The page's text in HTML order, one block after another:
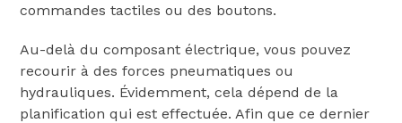
commandes tactiles ou des boutons.
Au-delà du composant électrique, vous pouvez
recourir à des forces pneumatiques ou
hydrauliques. Évidemment, cela dépend de la
planification qui est effectuée. Afin que ce dernier